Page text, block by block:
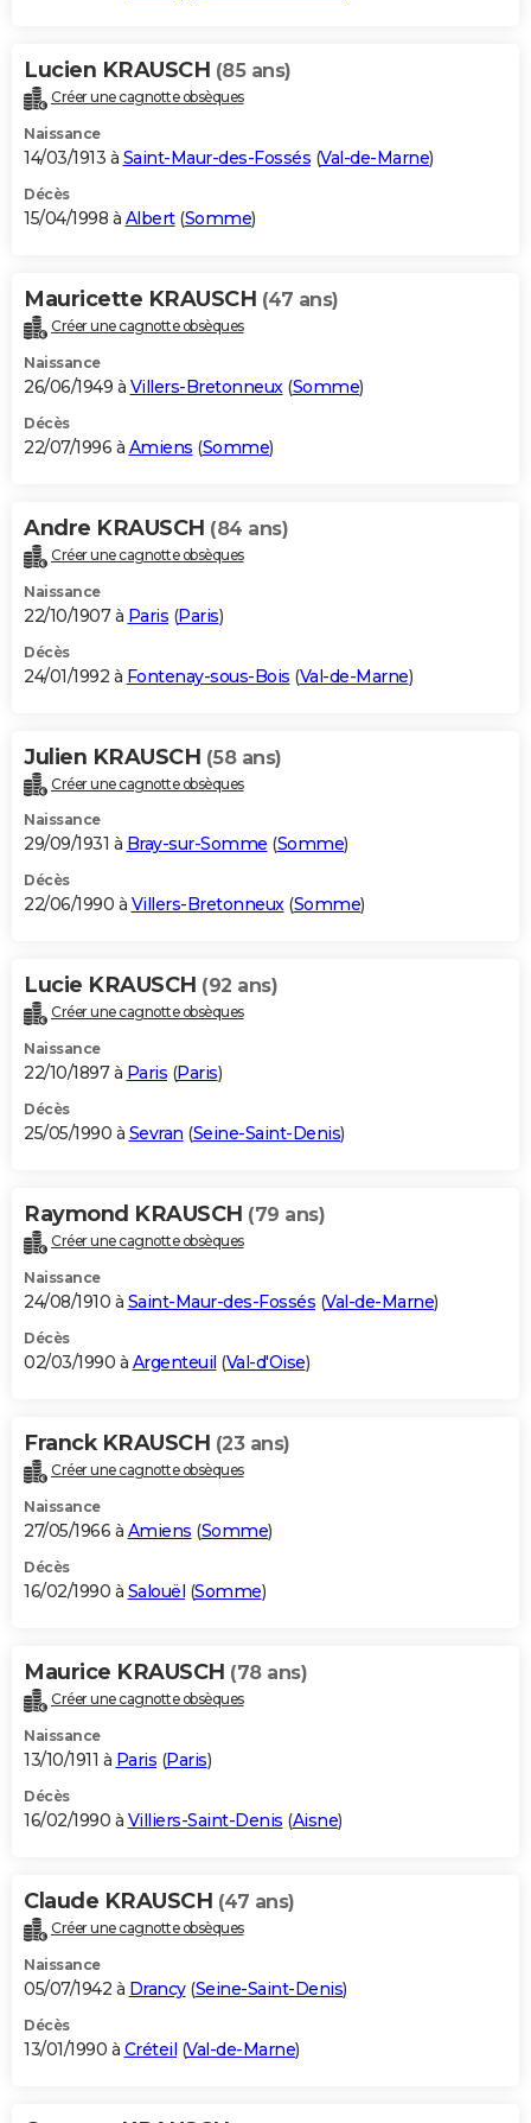
Lucien KRAUSCH (85 ans)
Créer une cagnotte obsèques
Naissance
14/03/1913 à Saint-Maur-des-Fossés (Val-de-Marne)
Décès
15/04/1998 à Albert(Somme)
Mauricette KRAUSCH (47 ans)
Créer une cagnotte obsèques
Naissance
26/06/1949 à Villers-Bretonneux(Somme)
Décès
22/07/1996 à Amiens (Somme)
Andre KRAUSCH (84 ans)
Créer une cagnotte obsèques
Naissance
22/10/1907 à Paris (Paris)
Décès
24/01/1992 à Fontenay-sous-Bois (Val-de-Marne)
Julien KRAUSCH (58 ans)
Créer une cagnotte obsèques
Naissance
29/09/1931 à Bray-sur-Somme (Somme)
Décès
22/06/1990 à Villers-Bretonneux(Somme)
Lucie KRAUSCH (92 ans)
Créer une cagnotte obsèques
Naissance
22/10/1897 à Paris (Paris)
Décès
25/05/1990 à Sevran (Seine-Saint-Denis)
Raymond KRAUSCH (79 ans)
Créer une cagnotte obsèques
Naissance
24/08/1910 à Saint-Maur-des-Fossés (Val-de-Marne)
Décès
02/03/1990 à Argenteuil (Val-d'Oise)
Franck KRAUSCH (23 ans)
Créer une cagnotte obsèques
Naissance
27/05/1966 à Amiens (Somme)
Décès
16/02/1990 à Salouël (Somme)
Maurice KRAUSCH (78 ans)
Créer une cagnotte obsèques
Naissance
13/10/1911 à Paris (Paris)
Décès
16/02/1990 à Villiers-Saint-Denis (Aisne)
Claude KRAUSCH (47 ans)
Créer une cagnotte obsèques
Naissance
05/07/1942 à Drancy(Seine-Saint-Denis)
Décès
13/01/1990 à Créteil (Val-de-Marne)